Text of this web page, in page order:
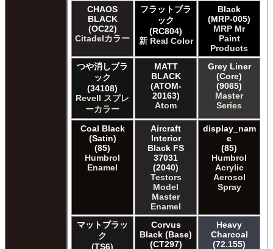
CHAOS
BLACK
(OC22)
Citadelカラー
フラットブラ
ック
(RC804)
新 Real Color
Black
(MRP-005)
MRP Mr
Paint
Products
つや消しブラ
ック
(34108)
Revell スプレ
ーカラー
MATT
BLACK
(ATOM-
20163)
Atom
Grey Liner
(Core)
(9065)
Master
Series
Coal Black
(Satin)
(85)
Humbrol
Enamel
Aircraft
Interior
Black FS
37031
(2040)
Testors
Model
Master
Enamel
display_nam
e
(85)
Humbrol
Acrylic
Aerosol
Spray
マットブラッ
ク
(TS6)
Corvus
Black (Base)
(CT297)
Heavy
Charcoal
(72.155)